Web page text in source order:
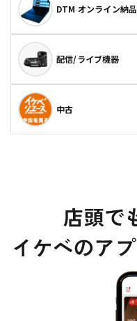
DTM オンライン納品
配信/ライブ機器
中古